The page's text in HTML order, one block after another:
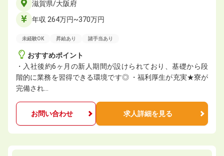
滋賀県/大阪府
年収 264万円~370万円
未経験OK 昇給あり 諸手当あり
おすすめポイント
・入社後約6ヶ月の新人期間が設けられており、基礎から段
階的に業務を習得できる環境です◎ ・福利厚生が充実★寮が
完備され…
お問い合わせ 求人詳細を見る